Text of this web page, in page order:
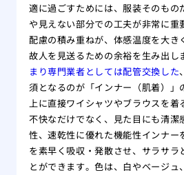
適に過ごすためには、服装そのもの
や見えない部分での工夫が非常に重
配慮の積み重ねが、体感温度を大き
故人を見送るための余裕を生み出し
まり専門業者としては配管交換した
須となるのが「インナー（肌着）」
上に直接ワイシャツやブラウスを着
不快なだけでなく、見た目にも清潔
性、速乾性に優れた機能性インナー
を素早く吸収・発散させ、サラサラ
とができます。色は、白やベージュ